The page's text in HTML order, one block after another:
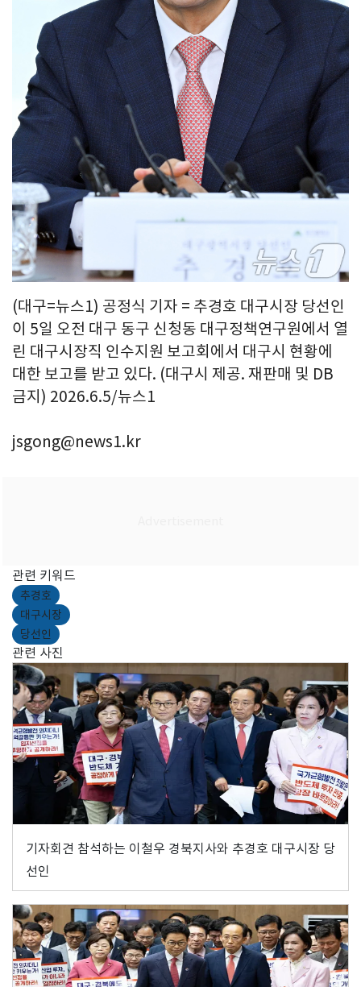
(대구=뉴스1) 공정식 기자 = 추경호 대구시장 당선인
이 5일 오전 대구 동구 신청동 대구정책연구원에서 열
린 대구시장직 인수지원 보고회에서 대구시 현황에
대한 보고를 받고 있다. (대구시 제공. 재판매 및 DB
금지) 2026.6.5/뉴스1
jsgong@news1.kr
관련 키워드
추경호
대구시장
당선인
관련 사진
기자회견 참석하는 이철우 경북지사와 추경호 대구시장 당
선인